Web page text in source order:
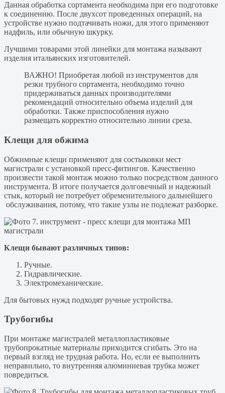
Данная обработка сортамента необходима при его подготовке
к соединению. После двухсот проведенных операций, на
устройстве нужно подтачивать ножи, для этого применяют
надфиль, или обычную шкурку.
Лучшими товарами этой линейки для монтажа называют
изделия итальянских изготовителей.
ВАЖНО! Приобретая любой из инструментов для
резки трубного сортамента, необходимо точно
придерживаться данных производителями
рекомендаций относительно объема изделий для
обработки. Также приспособления нужно
размещать корректно относительно линии среза.
Клещи для обжима
Обжимные клещи применяют для состыковки мест
магистрали с установкой пресс-фитингов. Качественно
произвести такой монтаж можно только посредством данного
инструмента. В итоге получается долговечный и надежный
стык, который не потребует обременительного дальнейшего
обслуживания, потому, что такие узлы не подлежат разборке.
Клещи бывают различных типов:
Ручные.
Гидравлические.
Электромеханические.
Для бытовых нужд подходят ручные устройства.
Трубогибы
При монтаже магистралей металлопластиковые
трубопрокатные материалы приходится сгибать. Это на
первый взгляд не трудная работа. Но, если ее выполнить
неправильно, то внутренняя алюминиевая трубка может
повредиться.